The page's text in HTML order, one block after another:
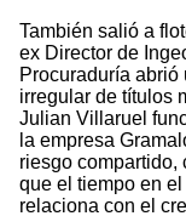
También salió a
ex Director de
Procuraduría
irregular de títulos
Julian Villaruel
la empresa
riesgo compartido,
que el tiempo en
relaciona con el